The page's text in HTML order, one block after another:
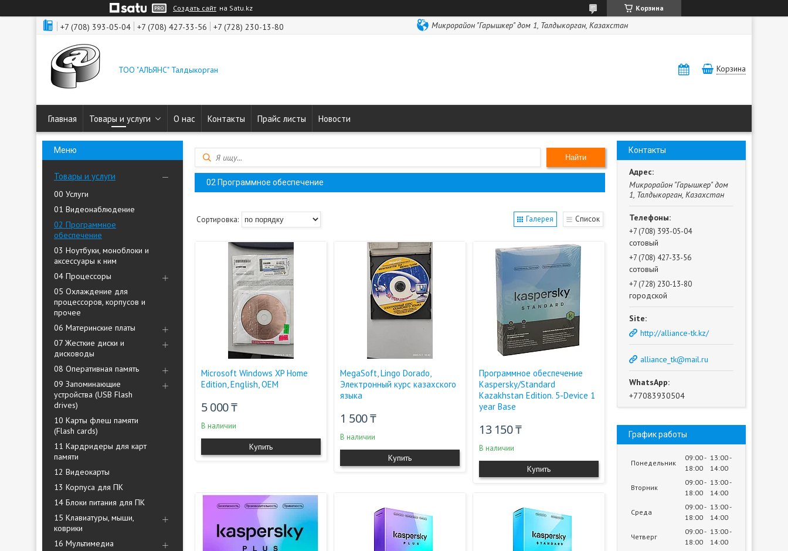
Создать сайт на Satu.kz Корзина
+7 (708) 393-05-04 +7 (708) 427-33-56 +7 (728) 230-13-80 Микрорайон "Гарышкер" дом 1, Талдыкорган, Казахстан
ТОО "АЛЬЯНС" Талдыкорган Корзина
Главная Товары и услуги О нас Контакты Прайс листы Новости
Товары и услуги
00 Услуги
01 Видеонаблюдение
02 Программное
обеспечение
03 Ноутбуки, моноблоки и
аксессуары к ним
04 Процессоры
05 Охлаждение для
процессоров, корпусов и
прочее
06 Материнские платы
07 Жесткие диски и
дисководы
08 Оперативная память
09 Запоминающие
устройства (USB Flash
drives)
10 Карты флеш памяти
(Flash cards)
11 Кардридеры для карт
памяти
12 Видеокарты
13 Корпуса для ПК
14 Блоки питания для ПК
15 Клавиатуры, мыши,
коврики
16 Мультимедиа
Найти
02 Программное обеспечение
Галерея Список
Microsoft Windows XP Home
Edition, English, OEM
5 000 ₸
В наличии
Купить
MegaSoft, Lingo Dorado,
Электронный курс казахского
языка
1 500 ₸
В наличии
Купить
Программное обеспечение
Kaspersky/Standard
Kazakhstan Edition. 5-Device 1
year Base
13 150 ₸
В наличии
Купить
Контакты
Микрорайон "Гарышкер" дом
1, Талдыкорган, Казахстан
+7 (708) 393-05-04
сотовый
+7 (708) 427-33-56
сотовый
+7 (728) 230-13-80
городской
http://alliance-tk.kz/
alliance_tk@mail.ru
+77083930504
График работы
Понедельник
09:00
18:00
13:00
14:00
Вторник
09:00
18:00
13:00
14:00
Среда
09:00
18:00
13:00
14:00
Четверг
09:00
18:00
13:00
14:00